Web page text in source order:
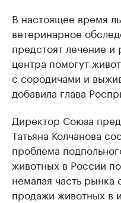
В настоящее время
ветеринарное
предстоят лечение
центра помогут
с сородичами и
добавила глава
Директор Союза
Татьяна Колчанова
проблема
животных в России
немалая часть рынка
продажи животных в